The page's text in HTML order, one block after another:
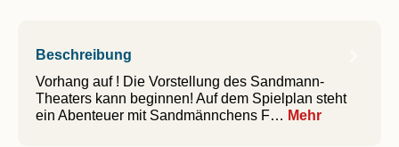
Beschreibung
Vorhang auf ! Die Vorstellung des Sandmann-
Theaters kann beginnen! Auf dem Spielplan steht
ein Abenteuer mit Sandmännchens F… Mehr